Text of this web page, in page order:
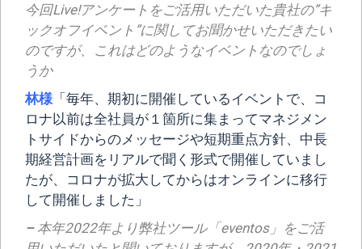
今回Live!アンケートをご活用いただいた貴社の”キ
ックオフイベント”に関してお聞かせいただきたい
のですが、これはどのようなイベントなのでしょ
うか
林様 「毎年、期初に開催しているイベントで、コ
ロナ以前は全社員が１箇所に集まってマネジメン
トサイドからのメッセージや短期重点方針、中長
期経営計画をリアルで聞く形式で開催していまし
たが、コロナが拡大してからはオンラインに移行
して開催しました」
– 本年2022年より弊社ツール「eventos」をご活